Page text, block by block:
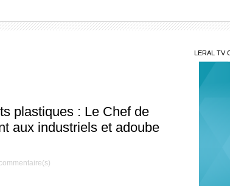
plastiques : Le Chef de
aux industriels et adoube
commentaire(s)
LERAL TV